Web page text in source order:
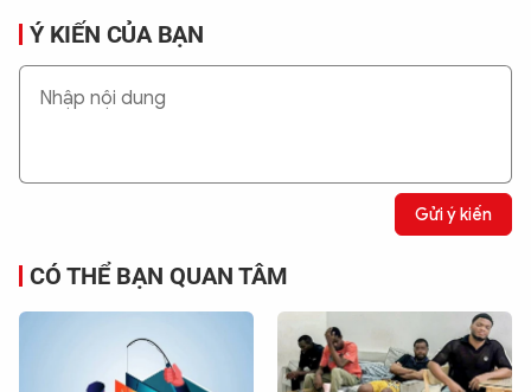
Ý KIẾN CỦA BẠN
Gửi ý kiến
CÓ THỂ BẠN QUAN TÂM